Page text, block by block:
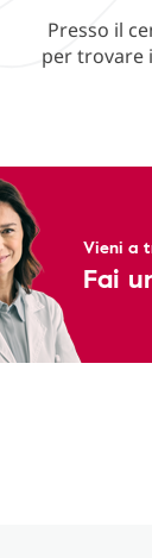
Presso il
per trovare
Vieni a
Fai